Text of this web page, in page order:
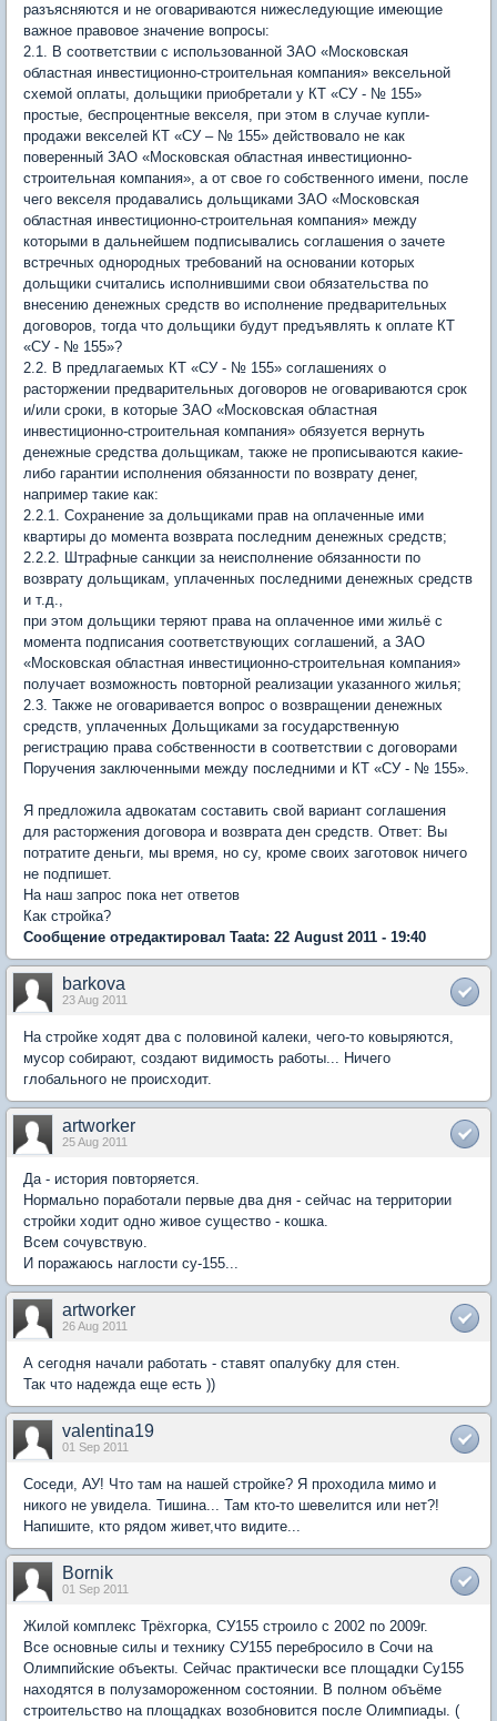
разъясняются и не оговариваются нижеследующие имеющие
важное правовое значение вопросы:
2.1. В соответствии с использованной ЗАО «Московская
областная инвестиционно-строительная компания» вексельной
схемой оплаты, дольщики приобретали у КТ «СУ - № 155»
простые, беспроцентные векселя, при этом в случае купли-
продажи векселей КТ «СУ – № 155» действовало не как
поверенный ЗАО «Московская областная инвестиционно-
строительная компания», а от свое го собственного имени, после
чего векселя продавались дольщиками ЗАО «Московская
областная инвестиционно-строительная компания» между
которыми в дальнейшем подписывались соглашения о зачете
встречных однородных требований на основании которых
дольщики считались исполнившими свои обязательства по
внесению денежных средств во исполнение предварительных
договоров, тогда что дольщики будут предъявлять к оплате КТ
«СУ - № 155»?
2.2. В предлагаемых КТ «СУ - № 155» соглашениях о
расторжении предварительных договоров не оговариваются срок
и/или сроки, в которые ЗАО «Московская областная
инвестиционно-строительная компания» обязуется вернуть
денежные средства дольщикам, также не прописываются какие-
либо гарантии исполнения обязанности по возврату денег,
например такие как:
2.2.1. Сохранение за дольщиками прав на оплаченные ими
квартиры до момента возврата последним денежных средств;
2.2.2. Штрафные санкции за неисполнение обязанности по
возврату дольщикам, уплаченных последними денежных средств
и т.д.,
при этом дольщики теряют права на оплаченное ими жильё с
момента подписания соответствующих соглашений, а ЗАО
«Московская областная инвестиционно-строительная компания»
получает возможность повторной реализации указанного жилья;
2.3. Также не оговаривается вопрос о возвращении денежных
средств, уплаченных Дольщиками за государственную
регистрацию права собственности в соответствии с договорами
Поручения заключенными между последними и КТ «СУ - № 155».
Я предложила адвокатам составить свой вариант соглашения
для расторжения договора и возврата ден средств. Ответ: Вы
потратите деньги, мы время, но су, кроме своих заготовок ничего
не подпишет.
На наш запрос пока нет ответов
Как стройка?
Сообщение отредактировал Taata: 22 August 2011 - 19:40
barkova
23 Aug 2011
На стройке ходят два с половиной калеки, чего-то ковыряются,
мусор собирают, создают видимость работы... Ничего
глобального не происходит.
artworker
25 Aug 2011
Да - история повторяется.
Нормально поработали первые два дня - сейчас на территории
стройки ходит одно живое существо - кошка.
Всем сочувствую.
И поражаюсь наглости су-155...
artworker
26 Aug 2011
А сегодня начали работать - ставят опалубку для стен.
Так что надежда еще есть ))
valentina19
01 Sep 2011
Соседи, АУ! Что там на нашей стройке? Я проходила мимо и
никого не увидела. Тишина... Там кто-то шевелится или нет?!
Напишите, кто рядом живет,что видите...
Bornik
01 Sep 2011
Жилой комплекс Трёхгорка, СУ155 строило с 2002 по 2009г.
Все основные силы и технику СУ155 перебросило в Сочи на
Олимпийские объекты. Сейчас практически все площадки Су155
находятся в полузамороженном состоянии. В полном объёме
строительство на площадках возобновится после Олимпиады. (